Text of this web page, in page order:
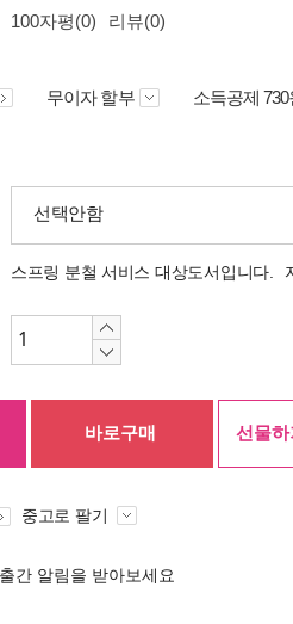
100자평(0) 리뷰(0)
무이자 할부 소득공제 730
선택안함
스프링 분철 서비스 대상도서입니다.
바로구매 선물하
중고로 팔기
간 알림을 받아보세요